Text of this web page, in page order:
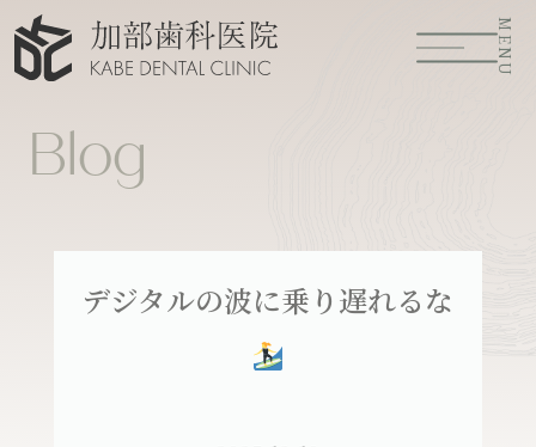
MENU
Blog
デジタルの波に乗り遅れるな